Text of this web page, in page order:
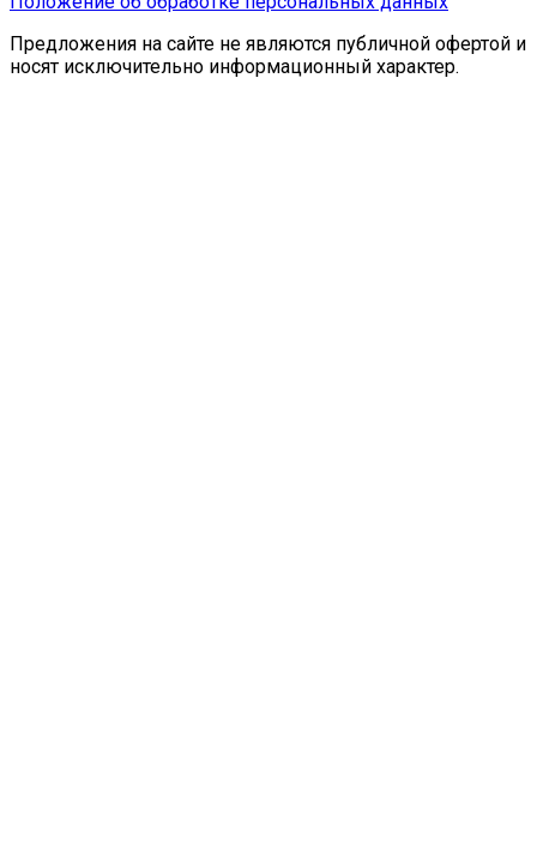
Предложения на сайте не являются публичной офертой и
носят исключительно информационный характер.